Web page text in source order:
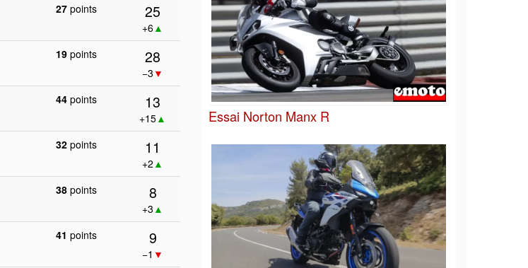
27 points 25
+6▲
19 points 28
−3 ▼
44 points 13
+15▲
32 points 11
+2 ▲
38 points 8
+3 ▲
41 points 9
−1 ▼
Essai Norton Manx R